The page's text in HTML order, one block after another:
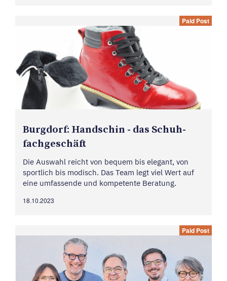
Paid Post
Burg­dorf: Hand­s­chin - das Schuh­
fach­ge­schäft
Die Auswahl reicht von bequem bis elegant, von
sportlich bis modisch. Das Team legt viel Wert auf
eine umfassende und kompetente Beratung.
18.10.2023
Paid Post